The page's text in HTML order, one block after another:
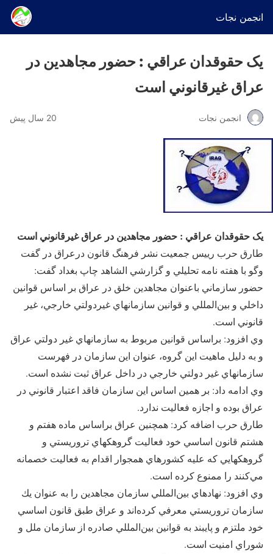
انجمن نجات
یک حقوقدان عراقي : حضور مجاهدین در
عراق غيرقانوني است
انجمن نجات 20 سال پیش
یک حقوقدان عراقي : حضور مجاهدین در عراق غيرقانوني است
طارق حرب رييس جمعيت نشر فرهنگ قانون درعراق در گفت
وگو با هفته نامه تحليلي و گزارشي الشاهد چاپ بغداد گفت:
حضور سازماني باعنوان مجاهدين خلق در عراق بر اساس قوانين
داخلي و بين‌المللي و قوانين سازمانهاي غيردولتي خارجي، غير
قانوني است.
وي افزود: براساس قوانين مربوط به سازمانهاي غير دولتي عراق
و به دليل ماهيت اين گروه، عنوان اين سازمان در فهرست
سازمانهاي غير دولتي خارجي در داخل عراق ثبت نشده است.
وي ادامه داد: بر همين اساس اين سازمان فاقد اعتبار قانوني در
عراق بوده و اجازه فعاليت ندارد.
طارق حرب اضافه كرد: همچنين عراق براساس ماده هفتم و
هشتم قانون اساسي خود فعاليت گروهكهاي تروريستي و
گروهكهايي كه عليه كشورهاي همجوار اقدام به فعاليت خصمانه
مي‌كنند را ممنوع كرده است.
وي افزود: نهادهاي بين‌المللي سازمان مجاهدین را به عنوان يك
سازمان تروريستي معرفي كرده‌اند و عراق طبق قانون اساسي
خود ملتزم و پايبند به قوانين بين‌المللي صادره از سازمان ملل و
شوراي امنيت است.